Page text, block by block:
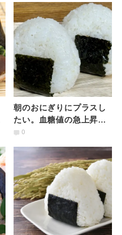
朝のおにぎりにプラスし
たい。血糖値の急上昇を
抑える組み合わせ4選｜管
0